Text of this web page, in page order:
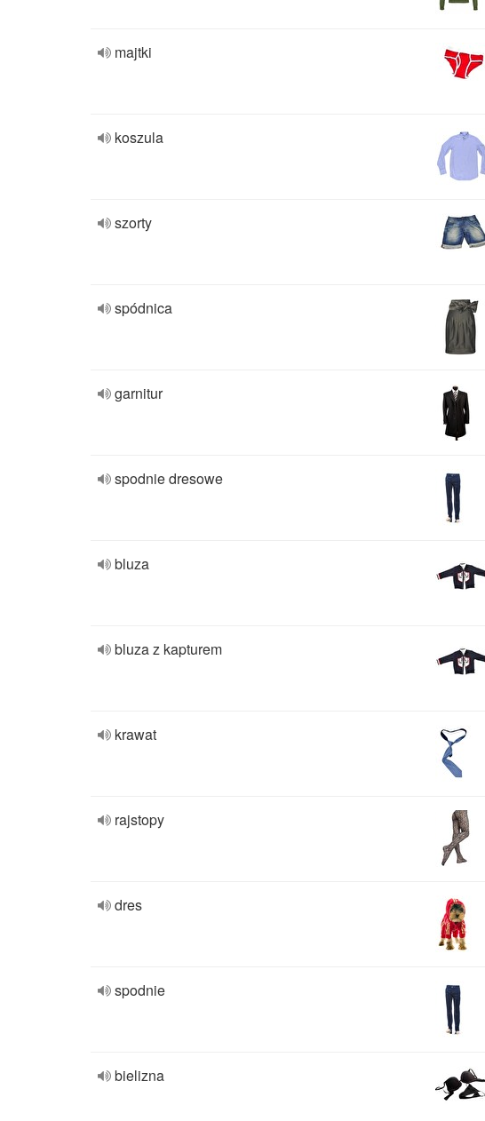
majtki
koszula
szorty
spódnica
garnitur
spodnie dresowe
bluza
bluza z kapturem
krawat
rajstopy
dres
spodnie
bielizna